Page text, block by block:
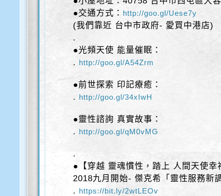
●交通方式： http://goo.gl/Uese7y
(我們靠近 台中市政府- 愛買中港店)
.
●光頻天使 能量催眠：
. http://goo.gl/A54Zrm
●前世探索 印記療癒：
. http://goo.gl/34xIwH
●靈性諮詢 真實故事：
. http://goo.gl/qM0vMG
.
●【穿越 靈魂慣性，踏上 人間天使幸
2018九月開始- 傑克希「靈性服務新
. https://bit.ly/2wtLEOv